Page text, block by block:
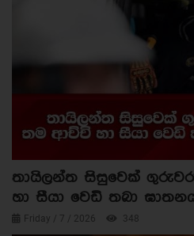
තායිලන්ත සිසුවෙක්
හා සීයා වෙඩි තබා
Friday / 7 / 2026 348